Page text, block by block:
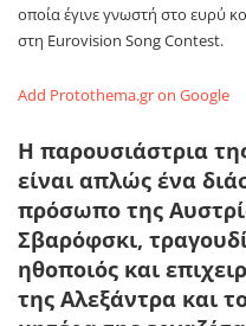
οποία έγινε γνωστή στο ευρύ
στη Eurovision Song Contest.
Add Protothema.gr on Google
Η παρουσιάστρια
είναι απλώς ένα
πρόσωπο της
Σβαρόφσκι,
ηθοποιός και
της Αλεξάντρα και